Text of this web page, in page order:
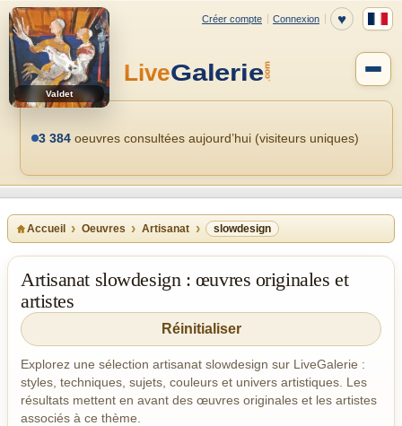
Valdet
3 384 oeuvres consultées aujourd’hui (visiteurs uniques)
Accueil Oeuvres Artisanat slowdesign
Artisanat slowdesign : œuvres originales et
artistes
Réinitialiser
Explorez une sélection artisanat slowdesign sur LiveGalerie :
styles, techniques, sujets, couleurs et univers artistiques. Les
résultats mettent en avant des œuvres originales et les artistes
associés à ce thème.